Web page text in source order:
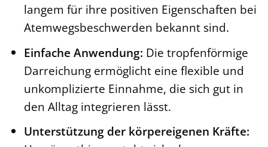
langem für ihre positiven Eigenschaften bei
Atemwegsbeschwerden bekannt sind.
Einfache Anwendung: Die tropfenförmige
Darreichung ermöglicht eine flexible und
unkomplizierte Einnahme, die sich gut in
den Alltag integrieren lässt.
Unterstützung der körpereigenen Kräfte: